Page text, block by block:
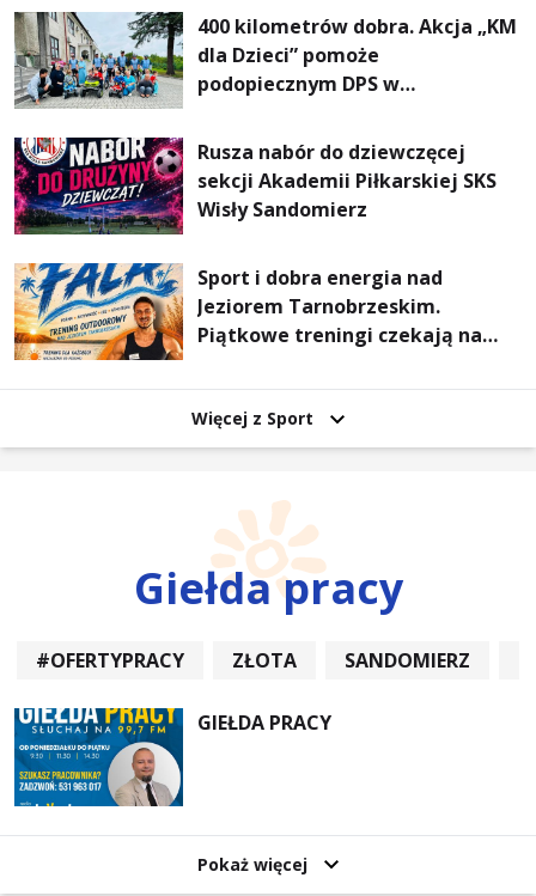
Pieszym „Tam Gdzie Pieprz
Rośnie”
400 kilometrów dobra. Akcja „KM
dla Dzieci” pomoże
podopiecznym DPS w
Rusza nabór do dziewczęcej
sekcji Akademii Piłkarskiej SKS
Wisły Sandomierz
Sport i dobra energia nad
Jeziorem Tarnobrzeskim.
Piątkowe treningi czekają na
Więcej z Sport
Giełda pracy
#OFERTYPRACY ZŁOTA SANDOMIERZ
GIEŁDA PRACY
Pokaż więcej